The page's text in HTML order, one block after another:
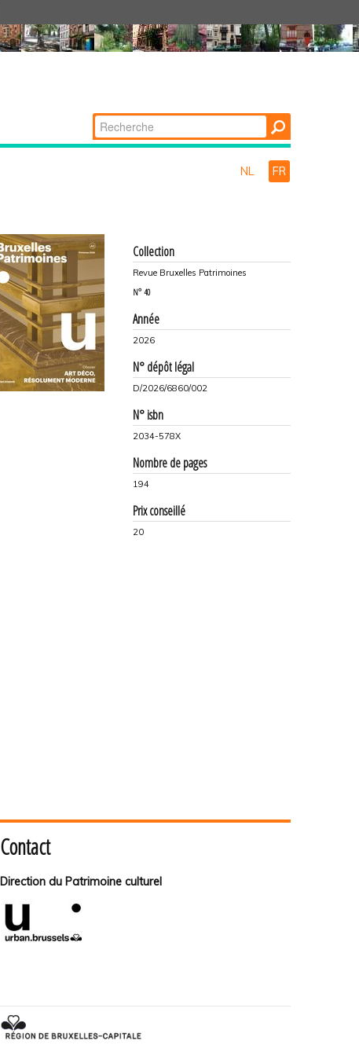
Chercher par
Recherche
NL FR
Collection
Revue Bruxelles Patrimoines
N° 40
Année
2026
N° dépôt légal
D/2026/6860/002
N° isbn
2034-578X
Nombre de pages
194
Prix conseillé
20
Contact
Direction du Patrimoine culturel